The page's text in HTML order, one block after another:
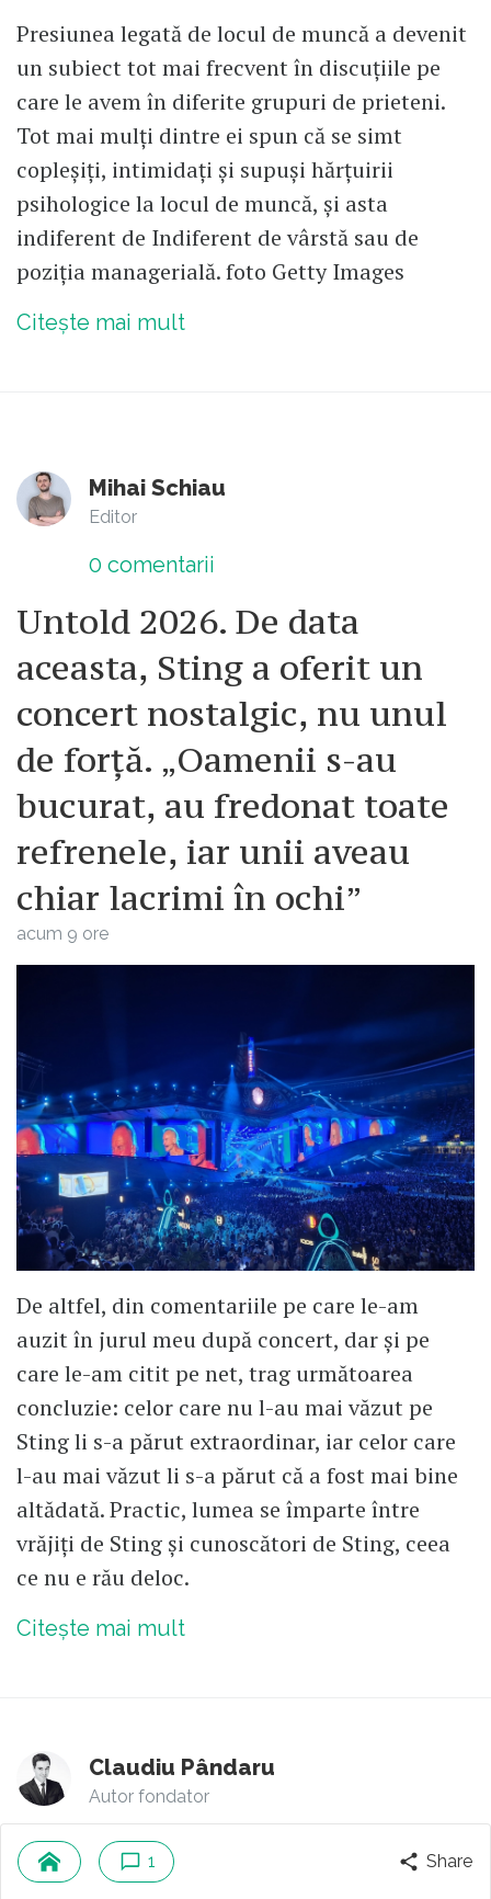
Presiunea legată de locul de muncă a devenit
un subiect tot mai frecvent în discuțiile pe
care le avem în diferite grupuri de prieteni.
Tot mai mulți dintre ei spun că se simt
copleșiți, intimidați și supuși hărțuirii
psihologice la locul de muncă, și asta
indiferent de Indiferent de vârstă sau de
poziția managerială. foto Getty Images
Citește mai mult
Mihai Schiau
Editor
0 comentarii
Untold 2026. De data
aceasta, Sting a oferit un
concert nostalgic, nu unul
de forță. „Oamenii s-au
bucurat, au fredonat toate
refrenele, iar unii aveau
chiar lacrimi în ochi”
acum 9 ore
De altfel, din comentariile pe care le-am
auzit în jurul meu după concert, dar și pe
care le-am citit pe net, trag următoarea
concluzie: celor care nu l-au mai văzut pe
Sting li s-a părut extraordinar, iar celor care
l-au mai văzut li s-a părut că a fost mai bine
altădată. Practic, lumea se împarte între
vrăjiți de Sting și cunoscători de Sting, ceea
ce nu e rău deloc.
Citește mai mult
Claudiu Pândaru
Autor fondator
comentarii
1 Share